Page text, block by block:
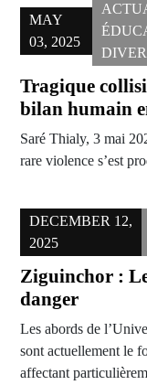
MAY
03, 2025
Tragique
bilan humain
Saré Thialy, 3 mai
rare violence s’est
DECEMBER 12,
2025
Ziguinchor :
danger
Les abords de
sont actuellement le
affectant